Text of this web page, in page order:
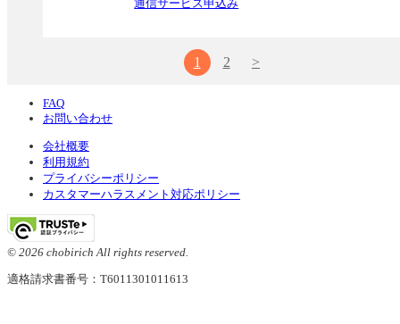
通信サービス申込み
1 2 >
FAQ
お問い合わせ
会社概要
利用規約
プライバシーポリシー
カスタマーハラスメント対応ポリシー
© 2026 chobirich All rights reserved.
適格請求書番号：T6011301011613